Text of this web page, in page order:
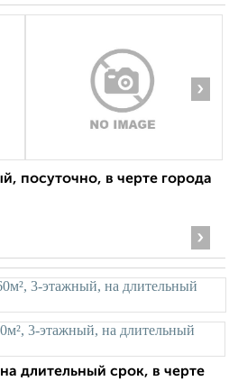
›
посуточно, в черте города
›
длительный срок, в черте